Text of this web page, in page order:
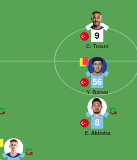
9
C. Tosun
8
E. Akbaba
56
Y. Barası